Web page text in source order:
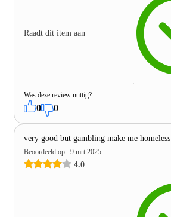
Raadt dit item aan
Was deze review nuttig?
0 0
very good but gambling make me homeless
Beoordeeld op : 9 mrt 2025
4.0